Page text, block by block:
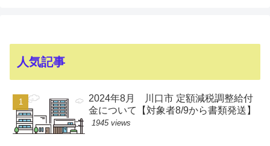
人気記事
2024年8月 川口市 定額減税調整給付
金について【対象者8/9から書類発送】
1945 views